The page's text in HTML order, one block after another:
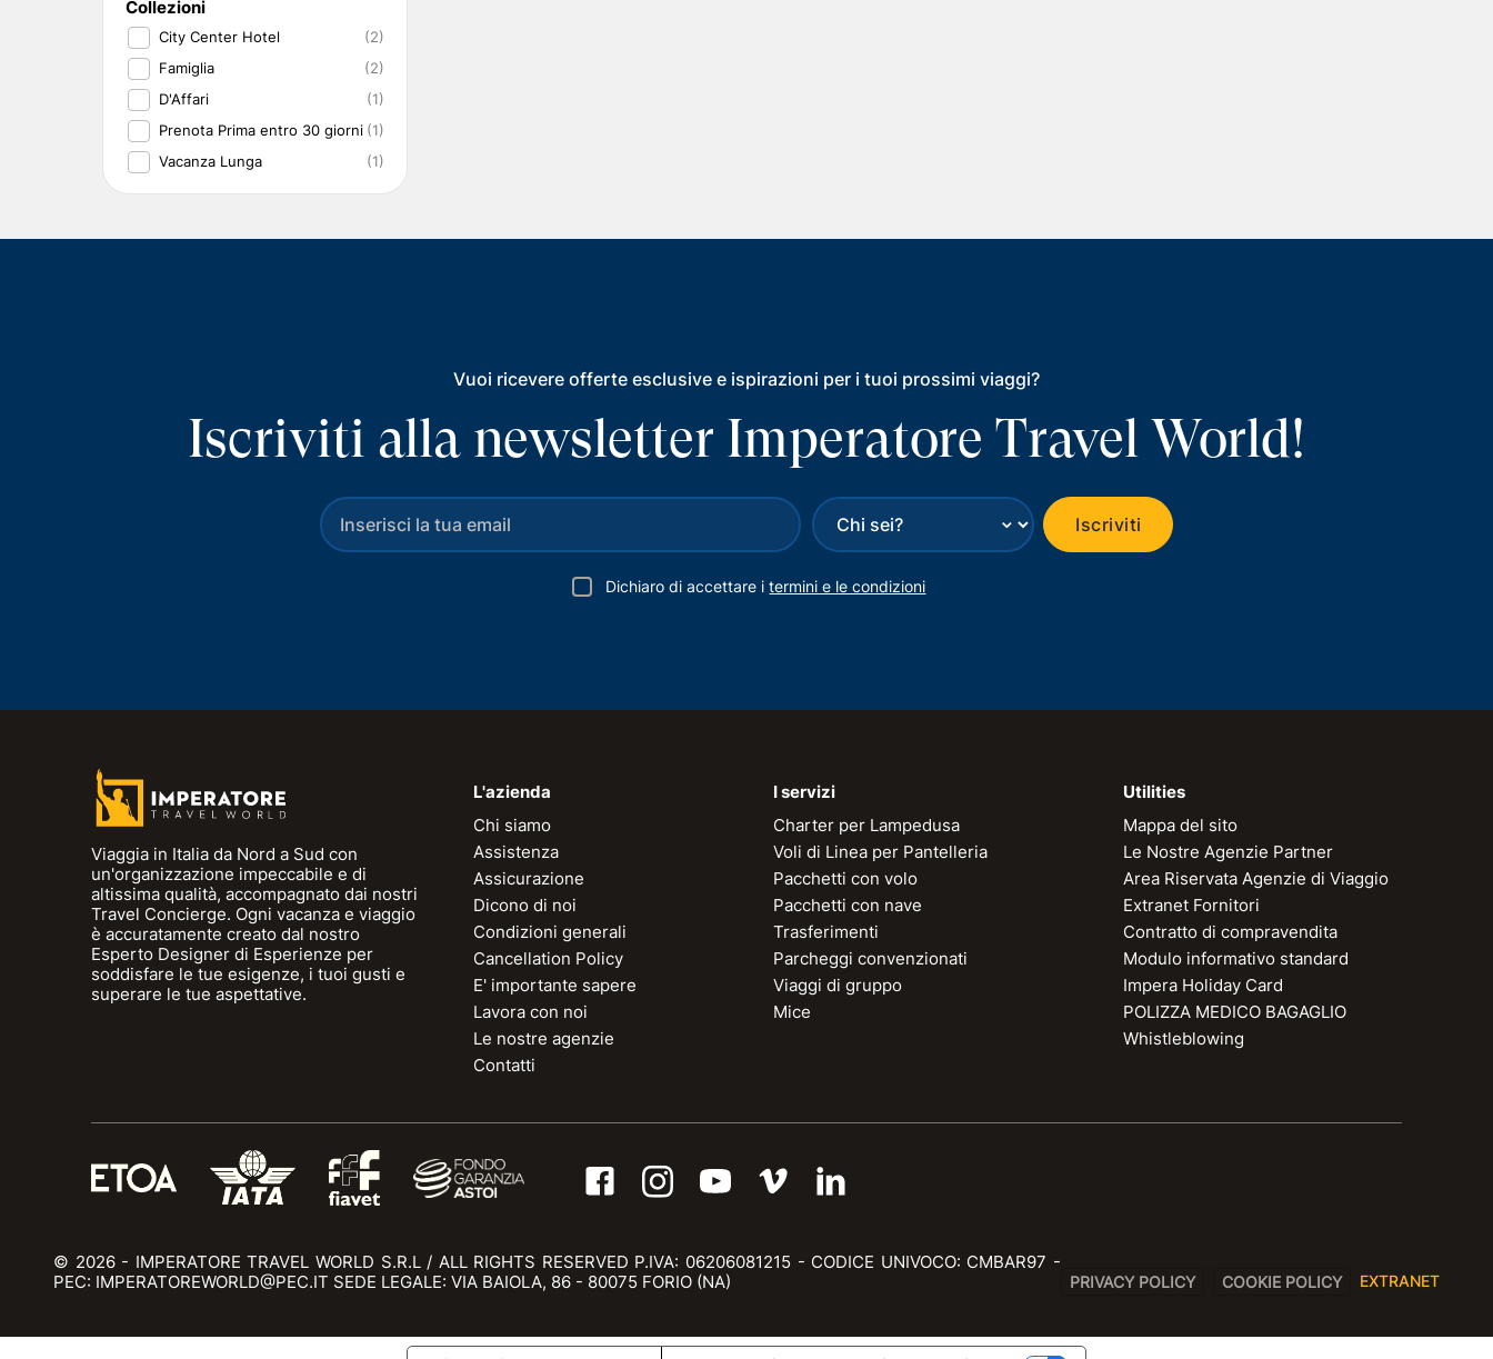
Collezioni
City Center Hotel
(2)
Famiglia
(2)
D'Affari
(1)
Prenota Prima entro 30 giorni (1)
Vacanza Lunga
(1)
Vuoi ricevere offerte esclusive e ispirazioni per i tuoi prossimi viaggi?
Iscriviti alla newsletter Imperatore Travel World!
⌄ Iscriviti
Dichiaro di accettare itermini e le condizioni
Viaggia in Italia da Nord a Sud con
un'organizzazione impeccabile e di
altissima qualità, accompagnato dai nostri
Travel Concierge. Ogni vacanza e viaggio
è accuratamente creato dal nostro
Esperto Designer di Esperienze per
soddisfare le tue esigenze, i tuoi gusti e
superare le tue aspettative.
L'azienda
Chi siamo
Assistenza
Assicurazione
Dicono di noi
Condizioni generali
Cancellation Policy
E' importante sapere
Lavora con noi
Le nostre agenzie
Contatti
I servizi
Charter per Lampedusa
Voli di Linea per Pantelleria
Pacchetti con volo
Pacchetti con nave
Trasferimenti
Parcheggi convenzionati
Viaggi di gruppo
Mice
Utilities
Mappa del sito
Le Nostre Agenzie Partner
Area Riservata Agenzie di Viaggio
Extranet Fornitori
Contratto di compravendita
Modulo informativo standard
Impera Holiday Card
POLIZZA MEDICO BAGAGLIO
Whistleblowing
© 2026 - IMPERATORE TRAVEL WORLD S.R.L / ALL RIGHTS RESERVED P.IVA: 06206081215 - CODICE UNIVOCO: CMBAR97 -
PEC: IMPERATOREWORLD@PEC.IT SEDE LEGALE: VIA BAIOLA, 86 - 80075 FORIO (NA)
PRIVACY POLICY COOKIE POLICY EXTRANET